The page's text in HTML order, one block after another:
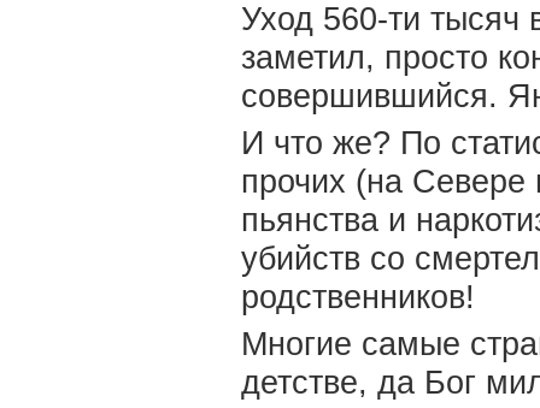
Уход 560-ти тысяч
заметил, просто
совершившийся.
И что же? По
прочих (на Севере
пьянства и
убийств со
родственников!
Многие самые
детстве, да Бог